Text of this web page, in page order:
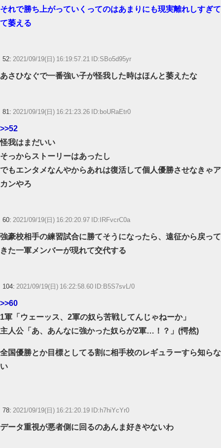
それで勝ち上がっていくってのはあまりにも現実離れしすぎて
て萎える
52: 2021/09/19(日) 16:19:57.21 ID:SBo5d95yr
あさひなぐで一番強い子が怪我した時はほんと萎えたな
81: 2021/09/19(日) 16:21:23.26 ID:boURaEtr0
>>52
怪我はまだいい
そっからストーリーはあったし
でもエンタメなんやからあれは復活して個人優勝させなきゃア
カンやろ
60: 2021/09/19(日) 16:20:20.97 ID:IRFvcrC0a
強豪校相手の練習試合に勝てそうになったら、遠征から戻って
きた一軍メンバーが現れて交代する
104: 2021/09/19(日) 16:22:58.60 ID:B5S7svL/0
>>60
1軍「ウェーッス、2軍の奴ら苦戦してんじゃねーか」
主人公「あ、あんなに強かった奴らが2軍…！？」(愕然)
全国優勝とか目標としてる割に相手校のレギュラーすら知らな
い
78: 2021/09/19(日) 16:21:20.19 ID:h7hiYcYr0
データ重視が悪者側に回るのあんま好きやないわ